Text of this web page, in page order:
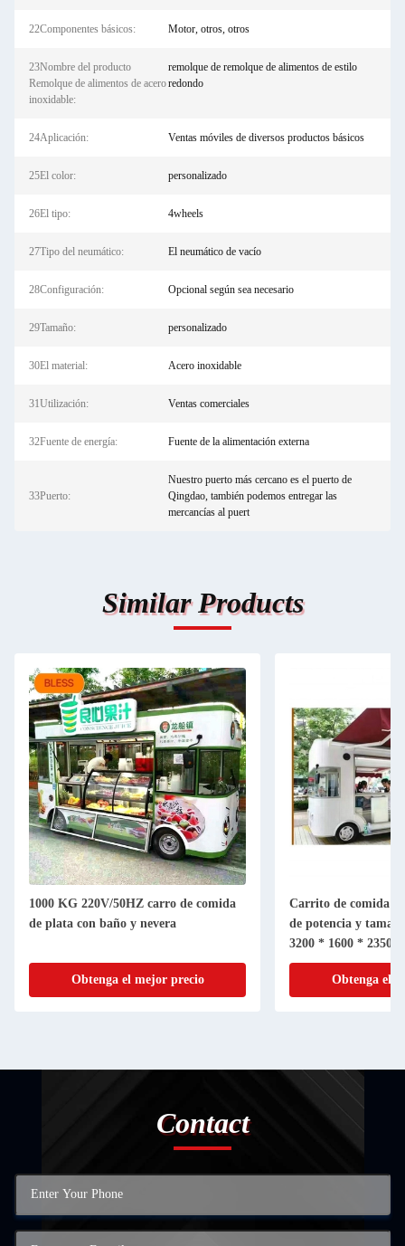
22Componentes básicos: Motor, otros, otros
23Nombre del producto
Remolque de alimentos de acero
inoxidable:
remolque de remolque de alimentos de estilo
redondo
24Aplicación: Ventas móviles de diversos productos básicos
25El color: personalizado
26El tipo: 4wheels
27Tipo del neumático: El neumático de vacío
28Configuración: Opcional según sea necesario
29Tamaño: personalizado
30El material: Acero inoxidable
31Utilización: Ventas comerciales
32Fuente de energía: Fuente de la alimentación externa
33Puerto:
Nuestro puerto más cercano es el puerto de
Qingdao, también podemos entregar las
mercancías al puert
Similar Products
de comida
Carrito de comida eléctrico con 3500w
de potencia y tamaño personalizable de
Obtenga el mejor precio
Contact